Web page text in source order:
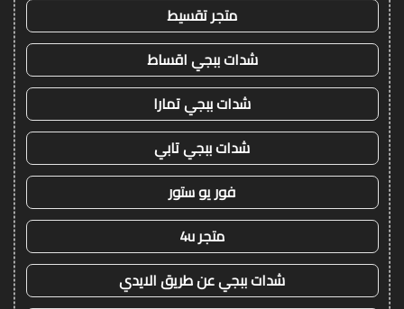
متجر تقسيط
شدات ببجي اقساط
شدات ببجي تمارا
شدات ببجي تابي
فور يو ستور
متجر 4u
شدات ببجي عن طريق الايدي